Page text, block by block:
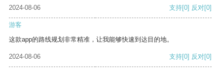
2024-08-06 支持[0] 反对[0]
游客
这款app的路线规划非常精准，让我能够快速到达目的地。
2024-08-06 支持[0] 反对[0]